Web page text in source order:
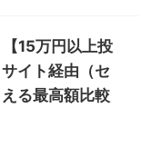
15万円以上投
イト経由（セ
る最高額比較